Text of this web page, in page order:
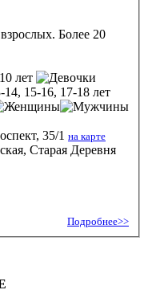
Более 20
лет
14, 15-16, 17-18 лет
35/1 на карте
Старая Деревня
Подробнее>>